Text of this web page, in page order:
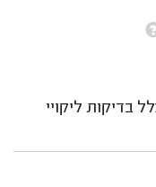
בדיקות ליקויי